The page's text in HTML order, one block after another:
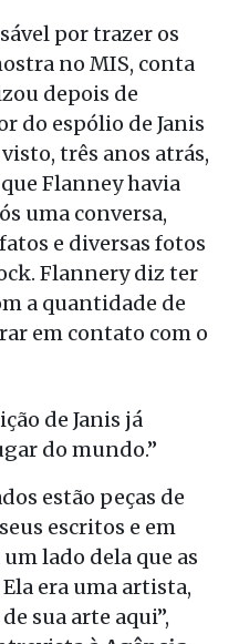
por trazer os
no MIS, conta
depois de
do espólio de Janis
três anos atrás,
Flanney havia
uma conversa,
e diversas fotos
Flannery diz ter
a quantidade de
em contato com o
de Janis já
do mundo.”
estão peças de
escritos e em
lado dela que as
era uma artista,
sua arte aqui”,